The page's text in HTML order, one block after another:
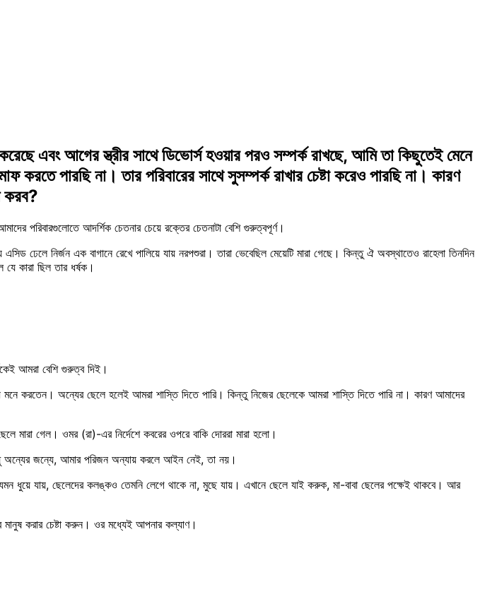
এবং আগের স্ত্রীর সাথে ডিভোর্স হওয়ার পরও সম্পর্ক রাখছে, আমি তা কিছুতেই মেনে
করতে পারছি না। তার পরিবারের সাথে সুসম্পর্ক রাখার চেষ্টা করেও পারছি না। কারণ
করব?
পরিবারগুলোতে আদর্শিক চেতনার চেয়ে রক্তের চেতনাটা বেশি গুরুত্বপূর্ণ।
ঢেলে নির্জন এক বাগানে রেখে পালিয়ে যায় নরপশুরা। তারা ভেবেছিল মেয়েটি মারা গেছে। কিন্তু ঐ অবস্থাতেও রাহেলা তিনদিন
যে কারা ছিল তার ধর্ষক।
আমরা বেশি গুরুত্ব দিই।
করতেন। অন্যের ছেলে হলেই আমরা শাস্তি দিতে পারি। কিন্তু নিজের ছেলেকে আমরা শাস্তি দিতে পারি না। কারণ আমাদের
গেল। ওমর (রা)-এর নির্দেশে কবরের ওপরে বাকি দোররা মারা হলো।
অন্যের জন্যে, আমার পরিজন অন্যায় করলে আইন নেই, তা নয়।
ধুয়ে যায়, ছেলেদের কলঙ্কও তেমনি লেগে থাকে না, মুছে যায়। এখানে ছেলে যাই করুক, মা-বাবা ছেলের পক্ষেই থাকবে। আর
করার চেষ্টা করুন। ওর মধ্যেই আপনার কল্যাণ।